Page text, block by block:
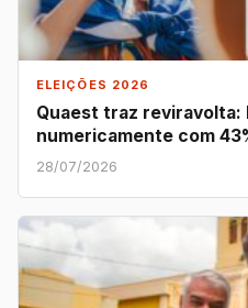
ELEIÇÕES 2026
Quaest traz reviravolta:
numericamente com
28/07/2026